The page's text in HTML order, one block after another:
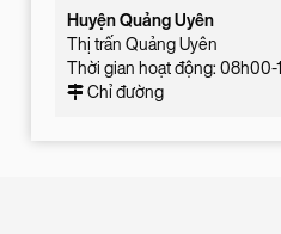
Huyện Quảng Uyên
Thị trấn Quảng Uyên
Thời gian hoạt động: 08h00-
Chỉ đường